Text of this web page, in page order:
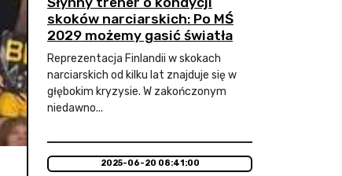
skoków narciarskich: Po MŚ
2029 możemy gasić światła
Reprezentacja Finlandii w skokach
narciarskich od kilku lat znajduje się w
głębokim kryzysie. W zakończonym
niedawno...
2025-06-20 08:41:00